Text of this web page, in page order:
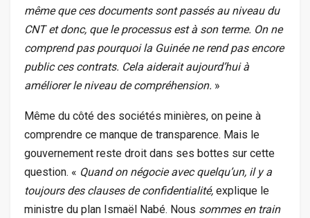
même que ces documents sont passés au niveau du
CNT et donc, que le processus est à son terme. On ne
comprend pas pourquoi la Guinée ne rend pas encore
public ces contrats. Cela aiderait aujourd’hui à
améliorer le niveau de compréhension. »
Même du côté des sociétés minières, on peine à
comprendre ce manque de transparence. Mais le
gouvernement reste droit dans ses bottes sur cette
question. « Quand on négocie avec quelqu’un, il y a
toujours des clauses de confidentialité, explique le
ministre du plan Ismaël Nabé. Nous sommes en train